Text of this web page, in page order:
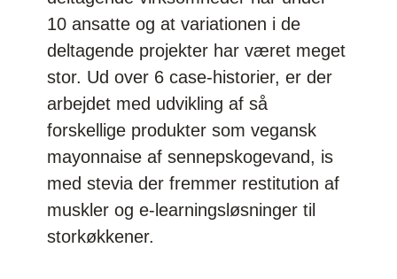
10 ansatte og at variationen i de
deltagende projekter har været meget
stor. Ud over 6 case-historier, er der
arbejdet med udvikling af så
forskellige produkter som vegansk
mayonnaise af sennepskogevand, is
med stevia der fremmer restitution af
muskler og e-learningsløsninger til
storkøkkener.